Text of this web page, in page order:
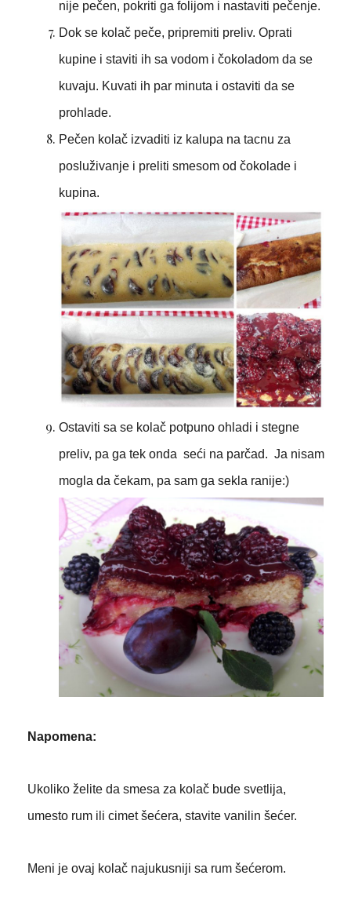
nije pečen, pokriti ga folijom i nastaviti pečenje.
Dok se kolač peče, pripremiti preliv. Oprati
kupine i staviti ih sa vodom i čokoladom da se
kuvaju. Kuvati ih par minuta i ostaviti da se
prohlade.
Pečen kolač izvaditi iz kalupa na tacnu za
posluživanje i preliti smesom od čokolade i
kupina.
Ostaviti sa se kolač potpuno ohladi i stegne
preliv, pa ga tek onda seći na parčad. Ja nisam
mogla da čekam, pa sam ga sekla ranije:)
Napomena:
Ukoliko želite da smesa za kolač bude svetlija,
umesto rum ili cimet šećera, stavite vanilin šećer.
Meni je ovaj kolač najukusniji sa rum šećerom.